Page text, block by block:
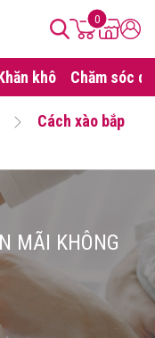
0
khô Chăm sóc da
Cách xào bắp
MÃI KHÔNG